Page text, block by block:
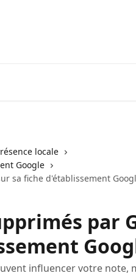
locale
Google
sa fiche d'établissement
par
influencer votre note,